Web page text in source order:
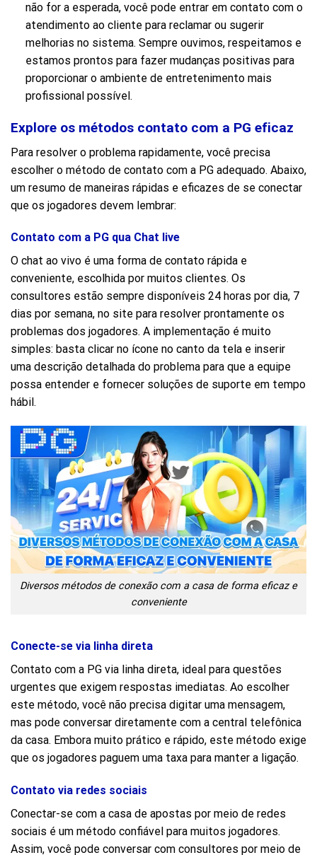
não for a esperada, você pode entrar em contato com o
atendimento ao cliente para reclamar ou sugerir
melhorias no sistema. Sempre ouvimos, respeitamos e
estamos prontos para fazer mudanças positivas para
proporcionar o ambiente de entretenimento mais
profissional possível.
Explore os métodos contato com a PG eficaz
Para resolver o problema rapidamente, você precisa
escolher o método de contato com a PG adequado. Abaixo,
um resumo de maneiras rápidas e eficazes de se conectar
que os jogadores devem lembrar:
Contato com a PG qua Chat live
O chat ao vivo é uma forma de contato rápida e
conveniente, escolhida por muitos clientes. Os
consultores estão sempre disponíveis 24 horas por dia, 7
dias por semana, no site para resolver prontamente os
problemas dos jogadores. A implementação é muito
simples: basta clicar no ícone no canto da tela e inserir
uma descrição detalhada do problema para que a equipe
possa entender e fornecer soluções de suporte em tempo
hábil.
Diversos métodos de conexão com a casa de forma eficaz e
conveniente
Conecte-se via linha direta
Contato com a PG via linha direta, ideal para questões
urgentes que exigem respostas imediatas. Ao escolher
este método, você não precisa digitar uma mensagem,
mas pode conversar diretamente com a central telefônica
da casa. Embora muito prático e rápido, este método exige
que os jogadores paguem uma taxa para manter a ligação.
Contato via redes sociais
Conectar-se com a casa de apostas por meio de redes
sociais é um método confiável para muitos jogadores.
Assim, você pode conversar com consultores por meio de